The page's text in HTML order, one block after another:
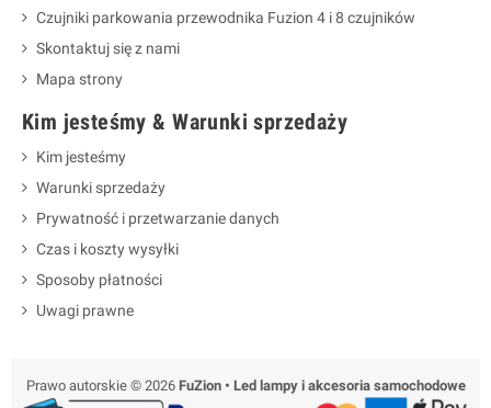
Czujniki parkowania przewodnika Fuzion 4 i 8 czujników
Skontaktuj się z nami
Mapa strony
Kim jesteśmy & Warunki sprzedaży
Kim jesteśmy
Warunki sprzedaży
Prywatność i przetwarzanie danych
Czas i koszty wysyłki
Sposoby płatności
Uwagi prawne
Prawo autorskie © 2026 FuZion • Led lampy i akcesoria samochodowe